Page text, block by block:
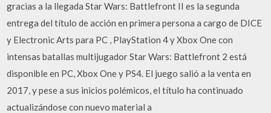
gracias a la llegada Star Wars: Battlefront II es la segunda
entrega del título de acción en primera persona a cargo de DICE
y Electronic Arts para PC , PlayStation 4 y Xbox One con
intensas batallas multijugador Star Wars: Battlefront 2 está
disponible en PC, Xbox One y PS4. El juego salió a la venta en
2017, y pese a sus inicios polémicos, el título ha continuado
actualizándose con nuevo material a